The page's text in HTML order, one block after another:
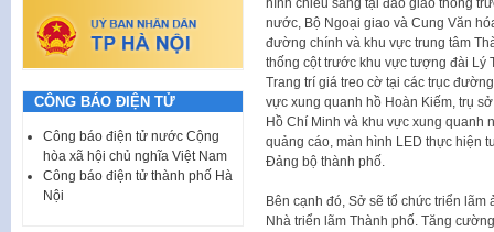
hình chiếu sáng tại đảo giao thông
nước, Bộ Ngoại giao và Cung Văn
đường chính và khu vực trung tâm
thống cột trước khu vực tượng đài Lý
Trang trí giá treo cờ tại các trục
vực xung quanh hồ Hoàn Kiếm, trụ
Hồ Chí Minh và khu vực xung quanh
quảng cáo, màn hình LED thực hiện
Đảng bộ thành phố.
Bên cạnh đó, Sở sẽ tổ chức triển
Nhà triển lãm Thành phố. Tăng
CÔNG BÁO ĐIỆN TỬ
Công báo điện tử nước Cộng
hòa xã hội chủ nghĩa Việt Nam
Công báo điện tử thành phố Hà
Nội